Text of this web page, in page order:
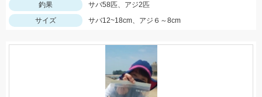
釣果
サバ58匹、アジ2匹
サイズ
サバ12~18cm、アジ６～8cm